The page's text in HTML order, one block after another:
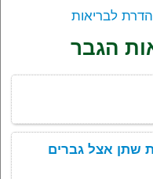
לבריאות
הגבר
שתן אצל גברים